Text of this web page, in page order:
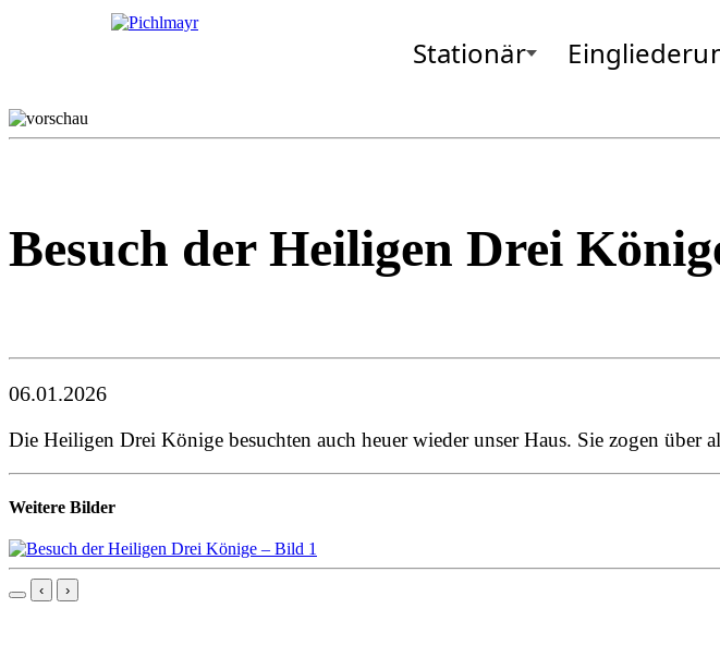
Allgemeines
Komfort-Zimmer
Gottfrieding
Stationär
· Senioren-Service-Zentrum Taufkirchen/
Besuch der Heiligen Drei
06.01.2026
Die Heiligen Drei Könige besuchten auch heuer wieder unser Haus. Sie zogen über
Weitere Bilder
‹ ›